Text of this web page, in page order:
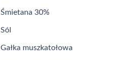
Śmietana 30%
Sól
Gałka muszkatołowa